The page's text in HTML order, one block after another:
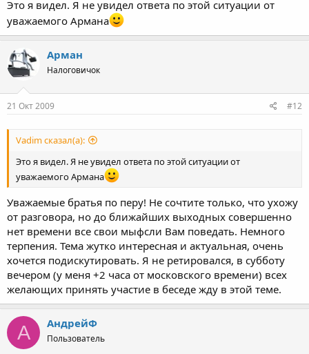
Это я видел. Я не увидел ответа по этой ситуации от
уважаемого Армана
Арман
Налоговичок
21 Окт 2009 #12
Vadim сказал(а):
Это я видел. Я не увидел ответа по этой ситуации от
уважаемого Армана
Уважаемые братья по перу! Не сочтите только, что ухожу
от разговора, но до ближайших выходных совершенно
нет времени все свои мыфсли Вам поведать. Немного
терпения. Тема жутко интересная и актуальная, очень
хочется подискутировать. Я не ретировался, в субботу
вечером (у меня +2 часа от московского времени) всех
желающих принять участие в беседе жду в этой теме.
А АндрейФ
Пользователь